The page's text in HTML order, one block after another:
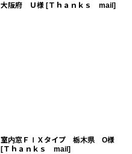
大阪府 Ｕ様 [Ｔｈａｎｋｓ mail]
室内窓ＦＩＸタイプ 栃木県 O様
[Ｔｈａｎｋｓ mail]